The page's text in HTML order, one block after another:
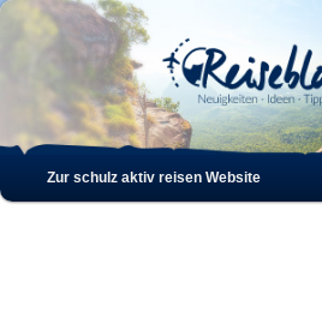
Hauptmenü
Zum
Zum
Zur schulz aktiv reisen Website